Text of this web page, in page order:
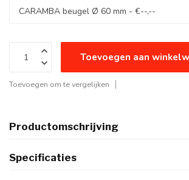
Toevoegen aan
Toevoegen om te vergelijken
Productomschrijving
Specificaties